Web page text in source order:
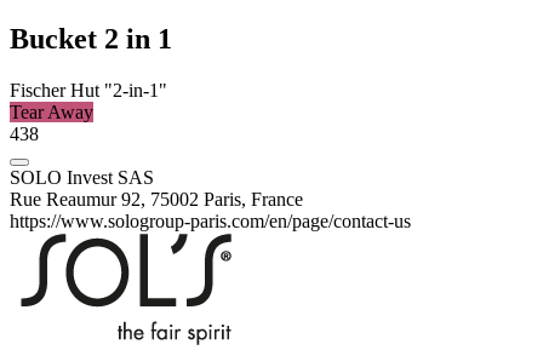
Bucket 2 in 1
Fischer Hut "2-in-1"
Tear Away
438
SOLO Invest SAS
Rue Reaumur 92, 75002 Paris, France
https://www.sologroup-paris.com/en/page/contact-us